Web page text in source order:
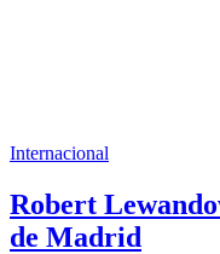
Internacional
Robert
de Madrid